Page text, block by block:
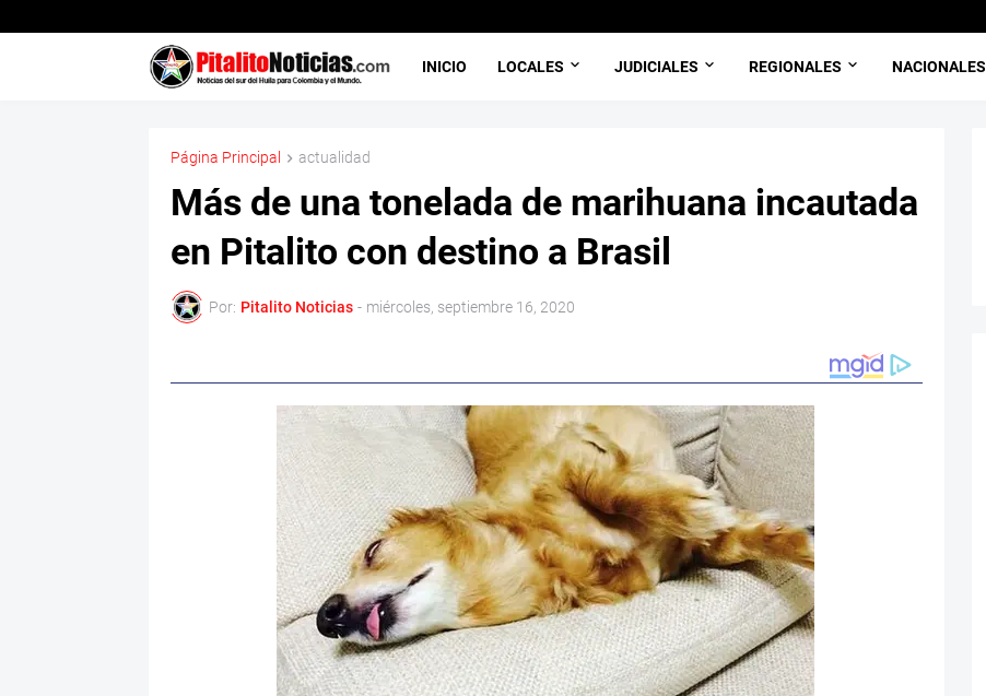
INICIO LOCALES JUDICIALES REGIONALES NACIONALES
Página Principal actualidad
Más de una tonelada de marihuana incautada
en Pitalito con destino a Brasil
Por: Pitalito Noticias - miércoles, septiembre 16, 2020